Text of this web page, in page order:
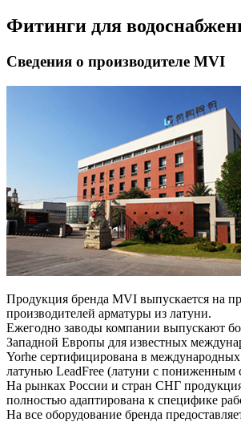
Фитинги для
Сведения о производителе MVI
Продукция бренда MVI выпускается на
производителей арматуры из латуни.
Ежегодно заводы компании выпускают
Западной Европы для известных
Yorhe сертифицирована в
латунью LeadFree (латуни с пониженным
На рынках России и стран СНГ
полностью адаптирована к специфике
На все оборудование бренда